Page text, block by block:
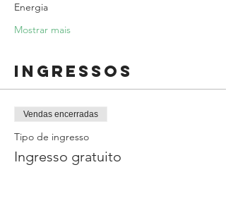
Energia
Mostrar mais
Ingressos
Vendas encerradas
Tipo de ingresso
Ingresso gratuito